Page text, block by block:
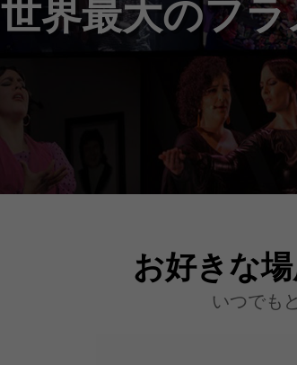
世界最大のフ
お好きな
いつでも